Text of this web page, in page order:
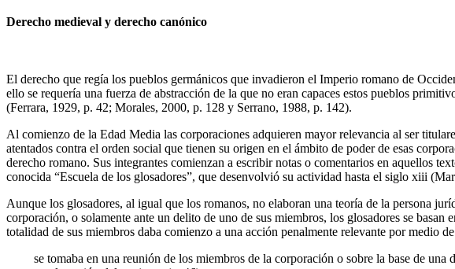
Derecho medieval y derecho canónico
El derecho que regía los pueblos germánicos que invadieron el Imperio romano de
ello se requería una fuerza de abstracción de la que no eran capaces estos pueblos
(Ferrara, 1929, p. 42; Morales, 2000, p. 128 y Serrano, 1988, p. 142).
Al comienzo de la Edad Media las corporaciones adquieren mayor relevancia al ser
atentados contra el orden social que tienen su origen en el ámbito de poder de esas
derecho romano. Sus integrantes comienzan a escribir notas o comentarios en aquellos
conocida “Escuela de los glosadores”, que desenvolvió su actividad hasta el siglo xiii
Aunque los glosadores, al igual que los romanos, no elaboran una teoría de la persona
corporación, o solamente ante un delito de uno de sus miembros, los glosadores se
totalidad de sus miembros daba comienzo a una acción penalmente relevante por medio
se tomaba en una reunión de los miembros de la corporación o sobre la base de